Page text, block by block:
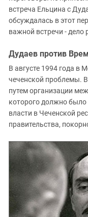
встреча Ельцина с
обсуждалась в этот
важной встречи - дело
Дудаев против
В августе 1994 года в
чеченской проблемы.
путем организации
которого должно было
власти в Чеченской
правительства,